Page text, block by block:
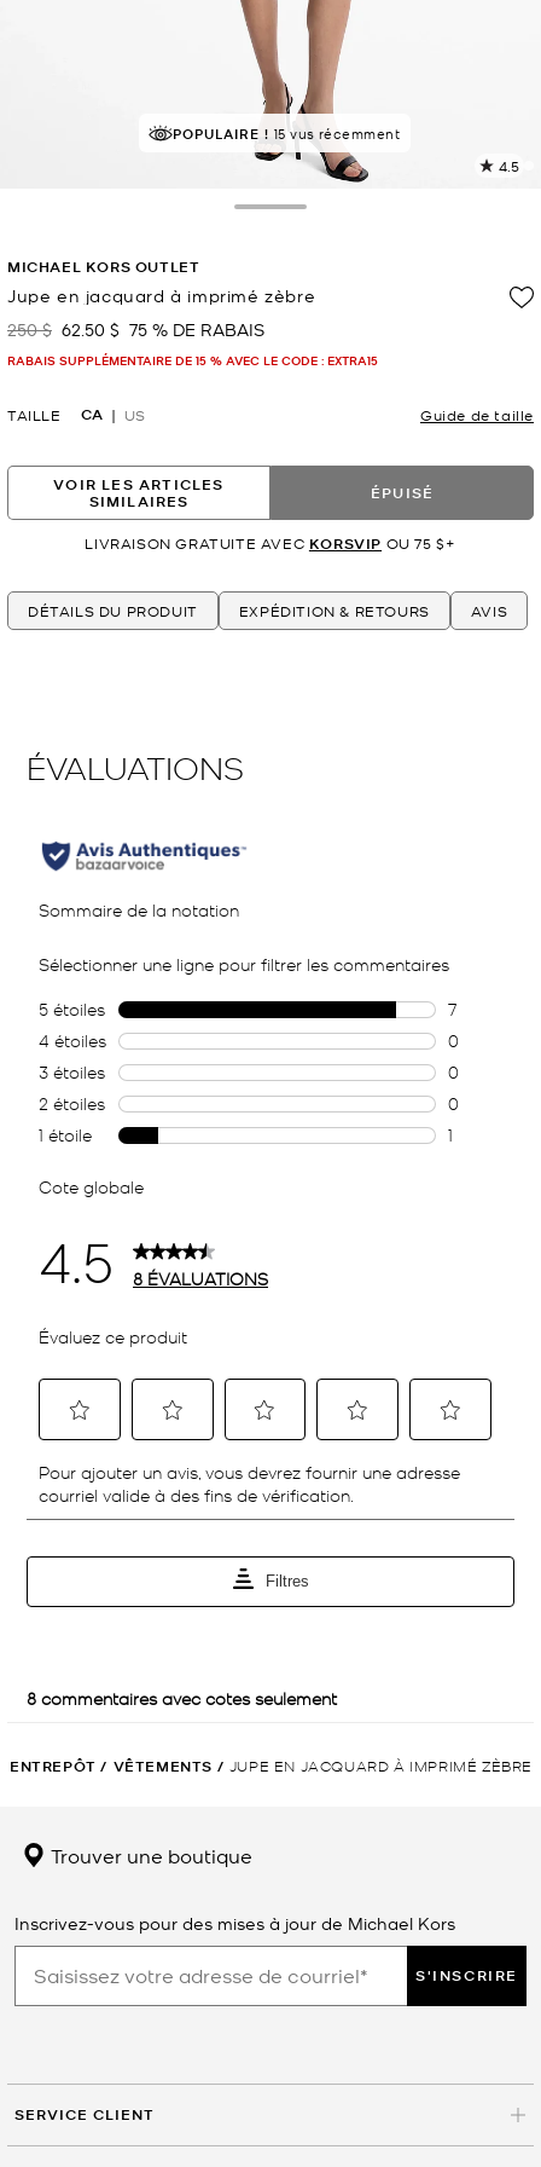
POPULAIRE ! 15 vus récemment
4.5
MICHAEL KORS OUTLET
Jupe en jacquard à imprimé zèbre
était
250 $ maintenant
62.50 $ 75 % DE RABAIS
RABAIS SUPPLÉMENTAIRE DE 15 % AVEC LE CODE : EXTRA15
TAILLE CA US Guide de taille
VOIR LES ARTICLES
SIMILAIRES
ÉPUISÉ
LIVRAISON GRATUITE AVEC KORSVIP OU 75 $+
DÉTAILS DU PRODUIT EXPÉDITION & RETOURS AVIS
ENTREPÔT / VÊTEMENTS / JUPE EN JACQUARD À IMPRIMÉ ZÈBRE
Trouver une boutique
Inscrivez-vous pour des mises à jour de Michael Kors
S'INSCRIRE
SERVICE CLIENT